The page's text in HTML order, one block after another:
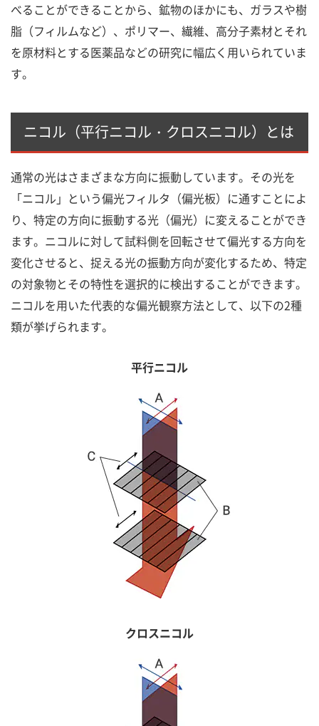
べることができることから、鉱物のほかにも、ガラスや樹
脂（フィルムなど）、ポリマー、繊維、高分子素材とそれ
を原材料とする医薬品などの研究に幅広く用いられていま
す。
ニコル（平行ニコル・クロスニコル）とは
通常の光はさまざまな方向に振動しています。その光を
「ニコル」という偏光フィルタ（偏光板）に通すことによ
り、特定の方向に振動する光（偏光）に変えることができ
ます。ニコルに対して試料側を回転させて偏光する方向を
変化させると、捉える光の振動方向が変化するため、特定
の対象物とその特性を選択的に検出することができます。
ニコルを用いた代表的な偏光観察方法として、以下の2種
類が挙げられます。
平行ニコル
クロスニコル